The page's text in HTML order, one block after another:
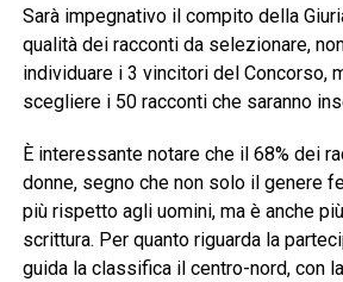
Sarà impegnativo il compito della
qualità dei racconti da selezionare,
individuare i 3 vincitori del Concorso,
scegliere i 50 racconti che saranno
È interessante notare che il 68% dei
donne, segno che non solo il genere
più rispetto agli uomini, ma è anche
scrittura. Per quanto riguarda la
guida la classifica il centro-nord, con